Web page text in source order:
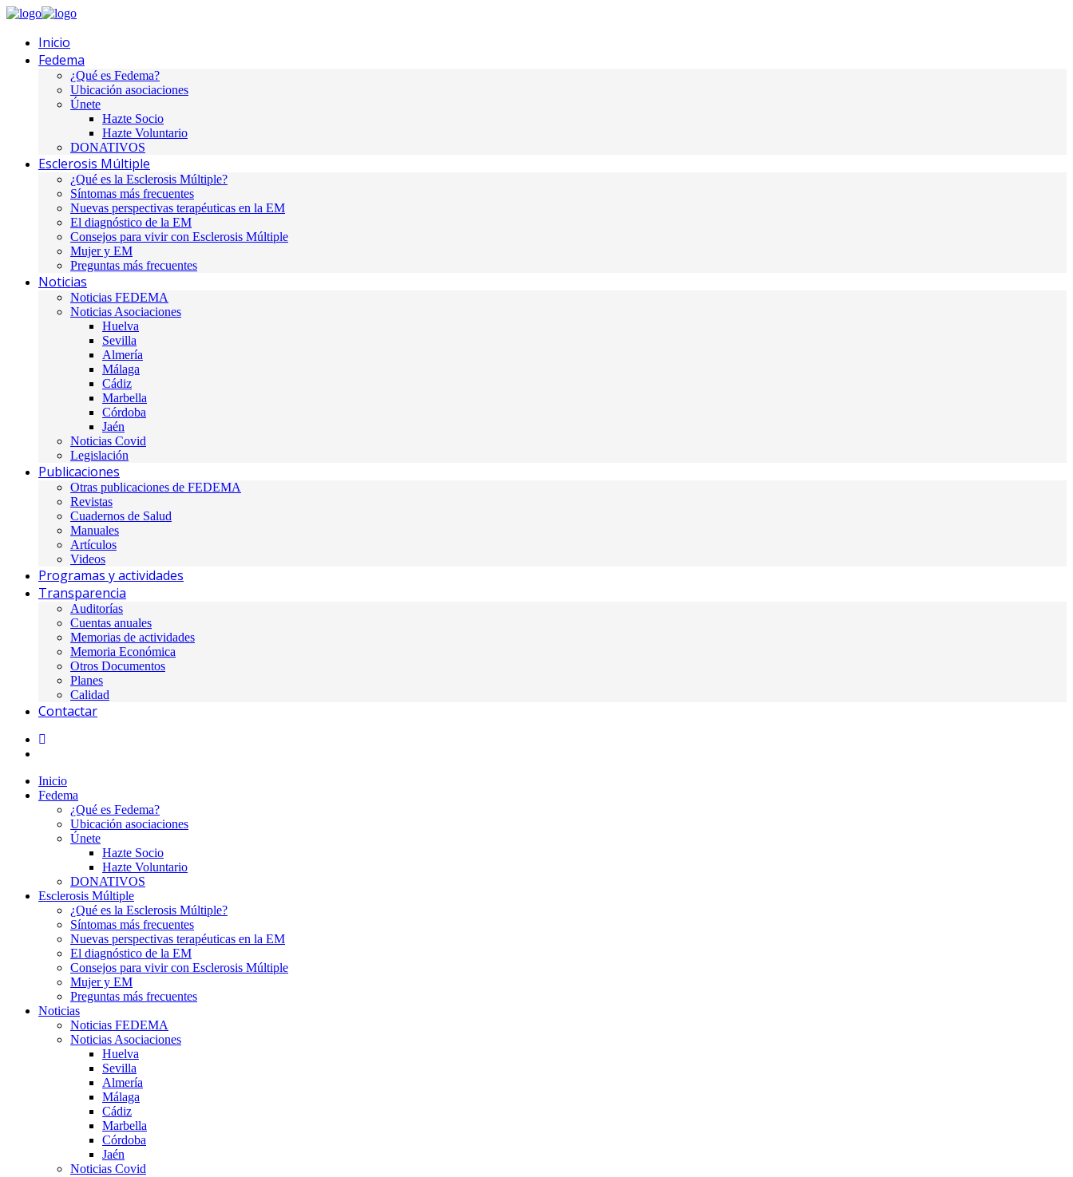
Inicio
Fedema
¿Qué es Fedema?
Ubicación asociaciones
Únete
Hazte Socio
Hazte Voluntario
DONATIVOS
Esclerosis Múltiple
¿Qué es la Esclerosis Múltiple?
Síntomas más frecuentes
Nuevas perspectivas terapéuticas en la EM
El diagnóstico de la EM
Consejos para vivir con Esclerosis Múltiple
Mujer y EM
Preguntas más frecuentes
Noticias
Noticias FEDEMA
Noticias Asociaciones
Huelva
Sevilla
Almería
Málaga
Cádiz
Marbella
Córdoba
Jaén
Noticias Covid
Legislación
Publicaciones
Otras publicaciones de FEDEMA
Revistas
Cuadernos de Salud
Manuales
Artículos
Videos
Programas y actividades
Transparencia
Auditorías
Cuentas anuales
Memorias de actividades
Memoria Económica
Otros Documentos
Planes
Calidad
Contactar
Inicio
Fedema
¿Qué es Fedema?
Ubicación asociaciones
Únete
Hazte Socio
Hazte Voluntario
DONATIVOS
Esclerosis Múltiple
¿Qué es la Esclerosis Múltiple?
Síntomas más frecuentes
Nuevas perspectivas terapéuticas en la EM
El diagnóstico de la EM
Consejos para vivir con Esclerosis Múltiple
Mujer y EM
Preguntas más frecuentes
Noticias
Noticias FEDEMA
Noticias Asociaciones
Huelva
Sevilla
Almería
Málaga
Cádiz
Marbella
Córdoba
Jaén
Noticias Covid